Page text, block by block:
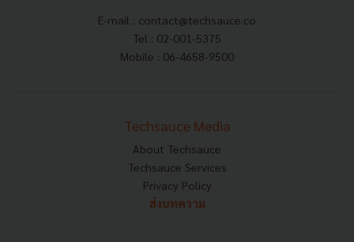
E-mail : contact@techsauce.co
Tel : 02-001-5375
Mobile : 06-4658-9500
Techsauce Media
About Techsauce
Techsauce Services
Privacy Policy
ส่งบทความ